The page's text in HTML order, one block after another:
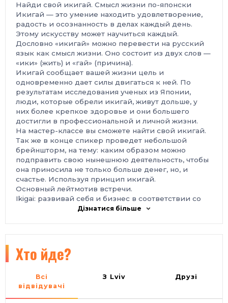
Найди свой икигай. Смысл жизни по-японски
Икигай — это умение находить удовлетворение,
радость и осознанность в делах каждый день.
Этому искусству может научиться каждый.
Дословно «икигай» можно перевести на русский
язык как смысл жизни. Оно состоит из двух слов —
«ики» (жить) и «гай» (причина).
Икигай сообщает вашей жизни цель и
одновременно дает силы двигаться к ней. По
результатам исследования ученых из Японии,
люди, которые обрели икигай, живут дольше, у
них более крепкое здоровье и они большего
достигли в профессиональной и личной жизни.
На мастер-классе вы сможете найти свой икигай.
Так же в конце спикер проведет небольшой
брейншторм, на тему: каким образом можно
подправить свою нынешнюю деятельность, чтобы
она приносила не только больше денег, но, и
счастье. Используя принцип икигай.
Основный лейтмотив встречи.
Ikigai: развивай себя и бизнес в соответствии со
своими ценностями.
более счастливым. Предприниматель, основатель и
собственник бизнесов в сфере ИТ и спорта, коуч,
жизненное кредо.
Бизнес и проекты Дениса:
Дізнатися більше
Хто йде?
Всі
відвідувачі
З Lviv Друзі